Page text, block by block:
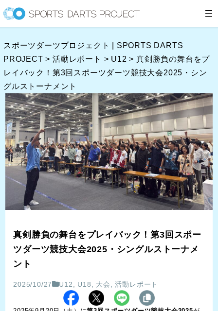
内
容
ス
キ
ッ
プ
スポーツダーツプロジェクト | SPORTS DARTS
PROJECT >活動レポート > U12 >真剣勝負の舞台をプ
レイバック！第3回スポーツダーツ競技大会2025・シン
グルストーナメント
真剣勝負の舞台をプレイバック！第3回スポー
ツダーツ競技大会2025・シングルストーナメ
ント
2025/10/27 U12 U18 大会 ,活動レポート